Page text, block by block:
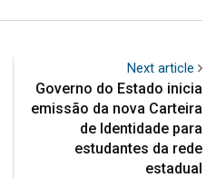
Next article
Governo do Estado inicia
emissão da nova Carteira
de Identidade para
estudantes da rede
estadual